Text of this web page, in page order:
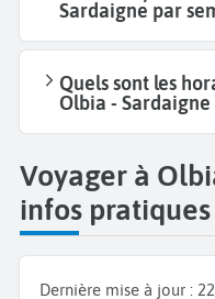
Sardaigne par
Quels sont les
Olbia - Sardaigne
Voyager à
infos pratiques
Dernière mise à jour :